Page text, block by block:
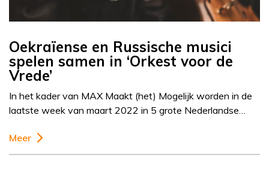
Oekraïense en Russische musici
spelen samen in ‘Orkest voor de
Vrede’
In het kader van MAX Maakt (het) Mogelijk worden in de
laatste week van maart 2022 in 5 grote Nederlandse…
Meer